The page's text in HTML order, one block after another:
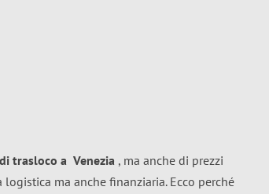
trasloco a Venezia , ma anche di prezzi
ma anche finanziaria. Ecco perché